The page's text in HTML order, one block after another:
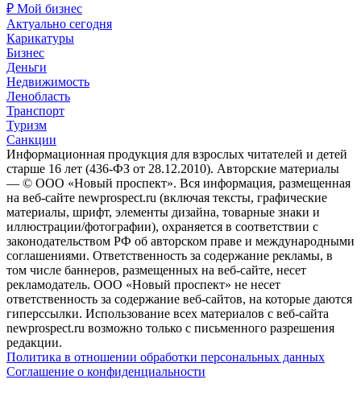
₽ Мой бизнес
Актуально сегодня
Карикатуры
Бизнес
Деньги
Недвижимость
Ленобласть
Транспорт
Туризм
Санкции
Информационная продукция для взрослых читателей и детей
старше 16 лет (436-ФЗ от 28.12.2010). Авторские материалы
— © ООО «Новый проспект». Вся информация, размещенная
на веб-сайте newprospect.ru (включая тексты, графические
материалы, шрифт, элементы дизайна, товарные знаки и
иллюстрации/фотографии), охраняется в соответствии с
законодательством РФ об авторском праве и международными
соглашениями. Ответственность за содержание рекламы, в
том числе баннеров, размещенных на веб-сайте, несет
рекламодатель. ООО «Новый проспект» не несет
ответственность за содержание веб-сайтов, на которые даются
гиперссылки. Использование всех материалов с веб-сайта
newprospect.ru возможно только с письменного разрешения
редакции.
Политика в отношении обработки персональных данных
Соглашение о конфиденциальности